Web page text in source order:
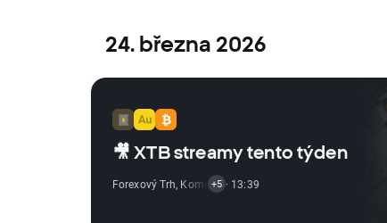
24. března 2026
🎥 XTB streamy tento týden
Forexový Trh, Komoditní Trh,Vývoj Indexů
+5 · 13:39